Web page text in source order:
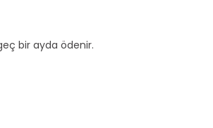
bir ayda ödenir.